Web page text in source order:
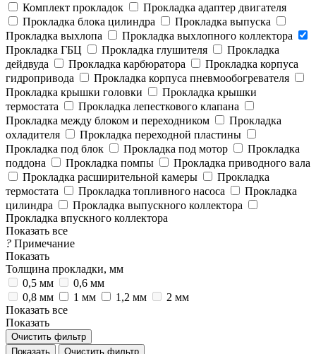
Комплект прокладок
Прокладка адаптер двигателя
Прокладка блока цилиндра
Прокладка выпуска
Прокладка выхлопа
Прокладка выхлопного коллектора
Прокладка ГБЦ
Прокладка глушителя
Прокладка
дейдвуда
Прокладка карбюратора
Прокладка корпуса
гидропривода
Прокладка корпуса пневмообогревателя
Прокладка крышки головки
Прокладка крышки
термостата
Прокладка лепесткового клапана
Прокладка между блоком и переходником
Прокладка
охладителя
Прокладка переходной пластины
Прокладка под блок
Прокладка под мотор
Прокладка
поддона
Прокладка помпы
Прокладка приводного вала
Прокладка расширительной камеры
Прокладка
термостата
Прокладка топливного насоса
Прокладка
цилиндра
Прокладка выпускного коллектора
Прокладка впускного коллектора
Показать все
? Примечание
Показать
Толщина прокладки, мм
0,5 мм
0,6 мм
0,8 мм
1 мм 1,2 мм
2 мм
Показать все
Показать
Очистить фильтр
Очистить фильтр